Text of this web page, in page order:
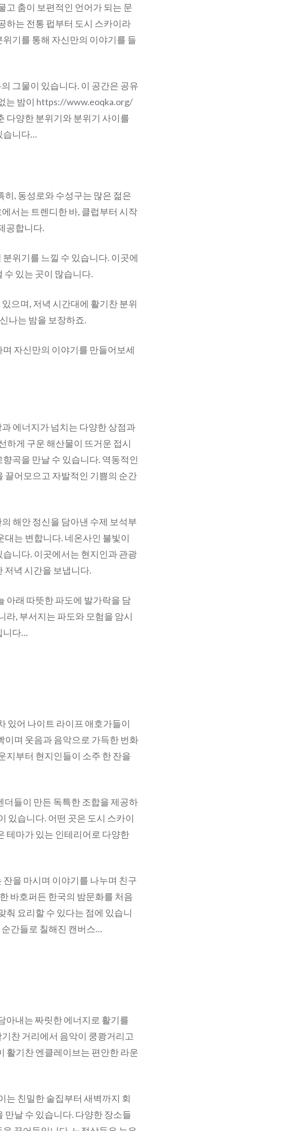
고 춤이 보편적인 언어가 되는 문
하는 전통 펍부터 도시 스카이라
기를 통해 자신만의 이야기를 들
그물이 있습니다. 이 공간은 공유
는 밤이 https://www.eoqka.org/
다양한 분위기와 분위기 사이를
습니다…
, 동성로와 수성구는 많은 젊은
서는 트렌디한 바, 클럽부터 시작
공합니다.
위기를 느낄 수 있습니다. 이곳에
수 있는 곳이 많습니다.
으며, 저녁 시간대에 활기찬 분위
나는 밤을 보장하죠.
자신만의 이야기를 만들어보세
에너지가 넘치는 다양한 상점과
하게 구운 해산물이 뜨거운 접시
곡을 만날 수 있습니다. 역동적인
끌어모으고 자발적인 기쁨의 순간
해안 정신을 담아낸 수제 보석부
대는 변합니다. 네온사인 불빛이
니다. 이곳에서는 현지인과 관광
저녁 시간을 보냅니다.
아래 따뜻한 파도에 발가락을 담
라, 부서지는 파도와 모험을 암시
니다…
있어 나이트 라이프 애호가들이
이며 웃음과 음악으로 가득한 번화
지부터 현지인들이 소주 한 잔을
더들이 만든 독특한 조합을 제공하
있습니다. 어떤 곳은 도시 스카이
테마가 있는 인테리어로 다양한
을 마시며 이야기를 나누며 친구
바호퍼든 한국의 밤문화를 처음
춰 요리할 수 있다는 점에 있습니
간들로 칠해진 캔버스…
아내는 짜릿한 에너지로 활기를
찬 거리에서 음악이 쿵쾅거리고
활기찬 엔클레이브는 편안한 라운
는 친밀한 술집부터 새벽까지 회
날 수 있습니다. 다양한 장소들